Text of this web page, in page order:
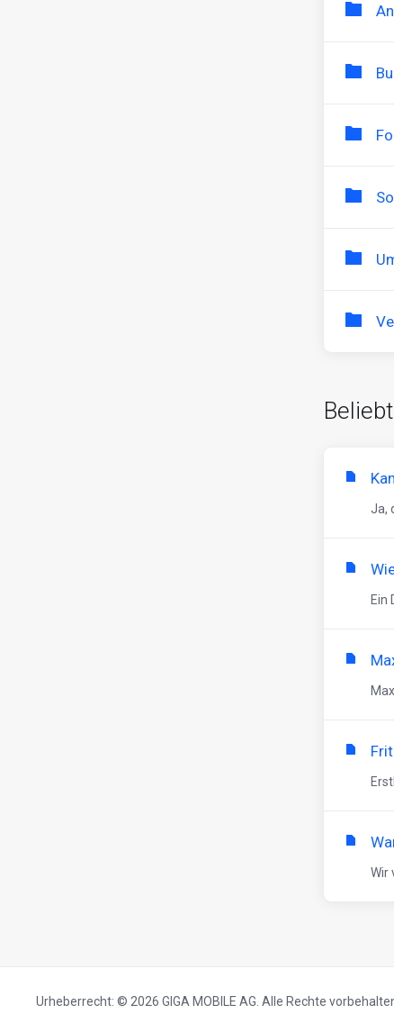
Ja,
Ein
Wir
Urheberrecht: © 2026 GIGA MOBILE AG. Alle Rechte